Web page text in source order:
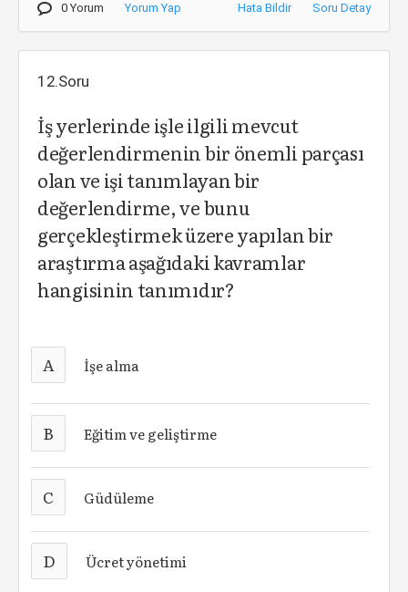
0 Yorum Yorum Yap Hata Bildir Soru Detay
12.Soru
İş yerlerinde işle ilgili mevcut
değerlendirmenin bir önemli parçası
olan ve işi tanımlayan bir
değerlendirme, ve bunu
gerçekleştirmek üzere yapılan bir
araştırma aşağıdaki kavramlar
hangisinin tanımıdır?
A İşe alma
B Eğitim ve geliştirme
C Güdüleme
D Ücret yönetimi